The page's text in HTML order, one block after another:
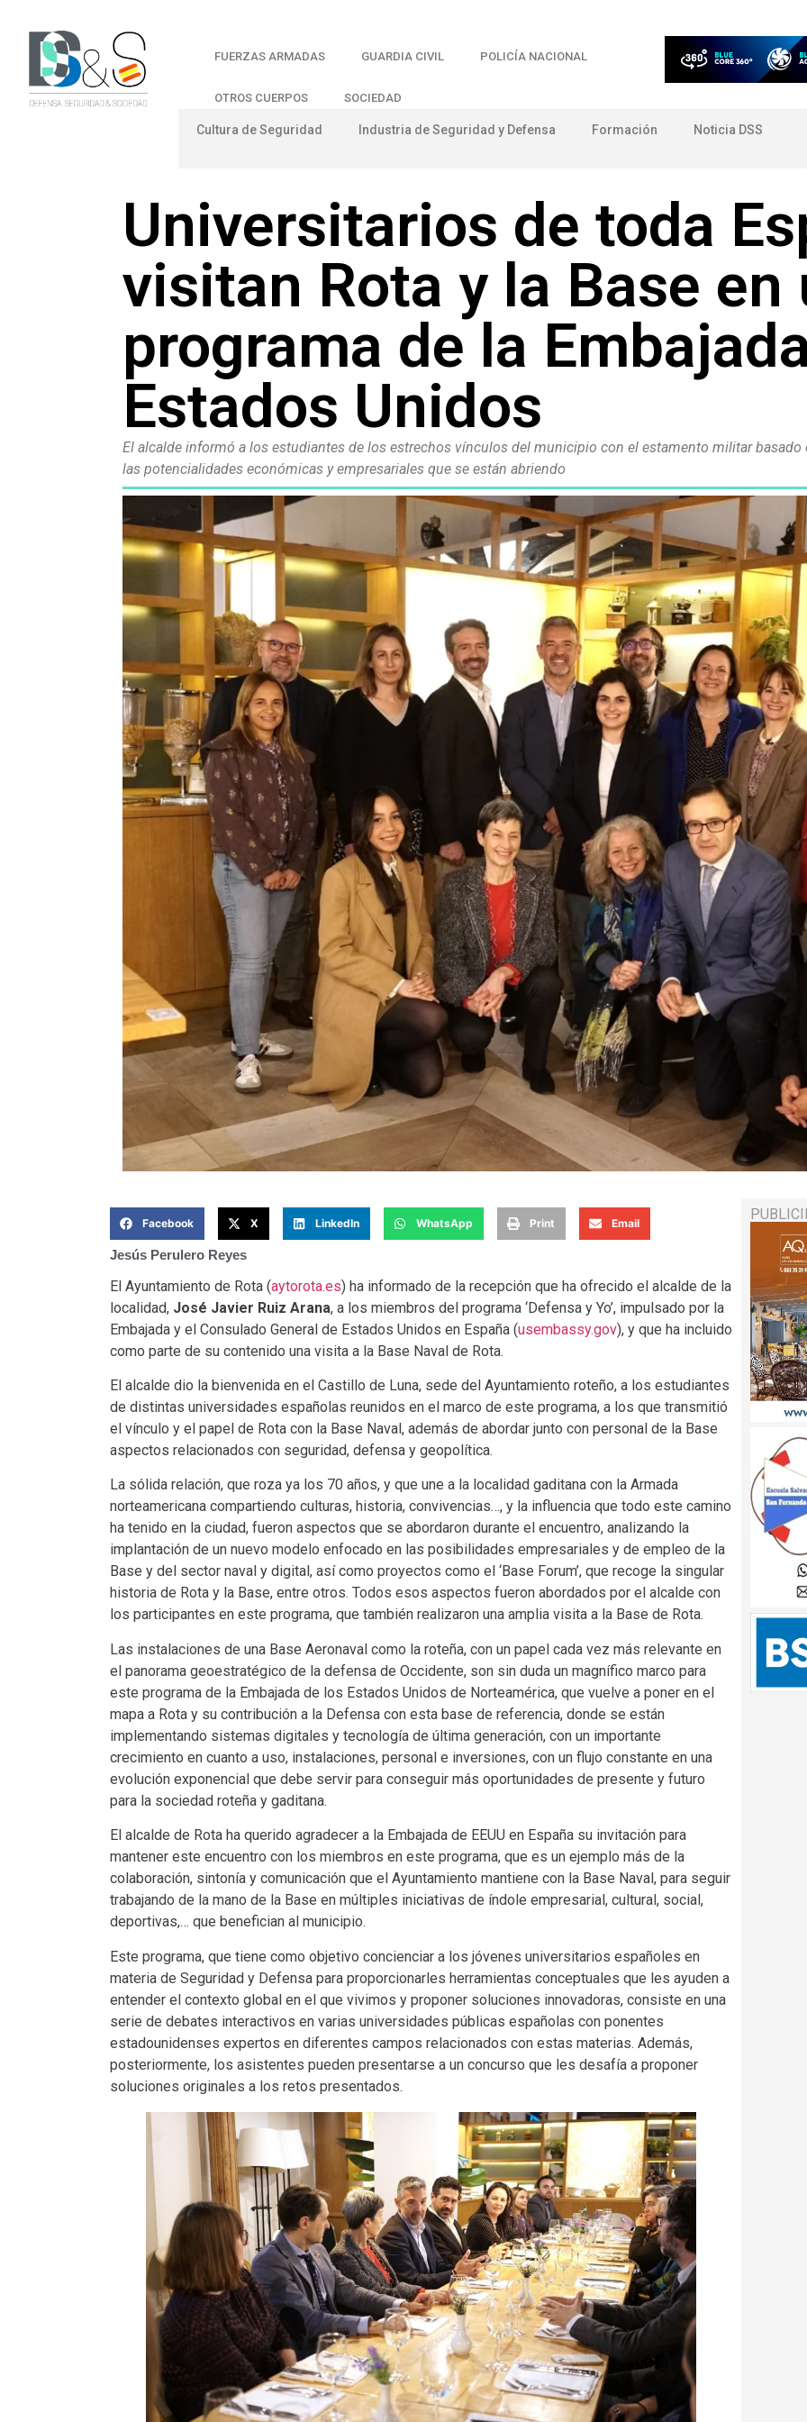
FUERZAS ARMADAS GUARDIA CIVIL POLICÍA NACIONAL
OTROS CUERPOS SOCIEDAD
Cultura de Seguridad Industria de Seguridad y Defensa Formación Noticia DSS
Universitarios de toda
visitan Rota y la Base en
programa de la
Estados Unidos
El alcalde informó a los estudiantes de los estrechos vínculos del municipio con el estamento militar basado
las potencialidades económicas y empresariales que se están abriendo
Facebook X LinkedIn WhatsApp Print Email
Jesús Perulero Reyes
El Ayuntamiento de Rota (aytorota.es) ha informado de la recepción que ha ofrecido el alcalde de la
localidad, José Javier Ruiz Arana, a los miembros del programa ‘Defensa y Yo’, impulsado por la
Embajada y el Consulado General de Estados Unidos en España (usembassy.gov), y que ha incluido
como parte de su contenido una visita a la Base Naval de Rota.
El alcalde dio la bienvenida en el Castillo de Luna, sede del Ayuntamiento roteño, a los estudiantes
de distintas universidades españolas reunidos en el marco de este programa, a los que transmitió
el vínculo y el papel de Rota con la Base Naval, además de abordar junto con personal de la Base
aspectos relacionados con seguridad, defensa y geopolítica.
La sólida relación, que roza ya los 70 años, y que une a la localidad gaditana con la Armada
norteamericana compartiendo culturas, historia, convivencias…, y la influencia que todo este camino
ha tenido en la ciudad, fueron aspectos que se abordaron durante el encuentro, analizando la
implantación de un nuevo modelo enfocado en las posibilidades empresariales y de empleo de la
Base y del sector naval y digital, así como proyectos como el ‘Base Forum’, que recoge la singular
historia de Rota y la Base, entre otros. Todos esos aspectos fueron abordados por el alcalde con
los participantes en este programa, que también realizaron una amplia visita a la Base de Rota.
Las instalaciones de una Base Aeronaval como la roteña, con un papel cada vez más relevante en
el panorama geoestratégico de la defensa de Occidente, son sin duda un magnífico marco para
este programa de la Embajada de los Estados Unidos de Norteamérica, que vuelve a poner en el
mapa a Rota y su contribución a la Defensa con esta base de referencia, donde se están
implementando sistemas digitales y tecnología de última generación, con un importante
crecimiento en cuanto a uso, instalaciones, personal e inversiones, con un flujo constante en una
evolución exponencial que debe servir para conseguir más oportunidades de presente y futuro
para la sociedad roteña y gaditana.
El alcalde de Rota ha querido agradecer a la Embajada de EEUU en España su invitación para
mantener este encuentro con los miembros en este programa, que es un ejemplo más de la
colaboración, sintonía y comunicación que el Ayuntamiento mantiene con la Base Naval, para seguir
trabajando de la mano de la Base en múltiples iniciativas de índole empresarial, cultural, social,
deportivas,… que benefician al municipio.
Este programa, que tiene como objetivo concienciar a los jóvenes universitarios españoles en
materia de Seguridad y Defensa para proporcionarles herramientas conceptuales que les ayuden a
entender el contexto global en el que vivimos y proponer soluciones innovadoras, consiste en una
serie de debates interactivos en varias universidades públicas españolas con ponentes
estadounidenses expertos en diferentes campos relacionados con estas materias. Además,
posteriormente, los asistentes pueden presentarse a un concurso que les desafía a proponer
soluciones originales a los retos presentados.